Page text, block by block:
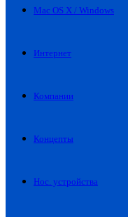
Mac OS X / Windows
Интернет
Компании
Концепты
Нос. устройства